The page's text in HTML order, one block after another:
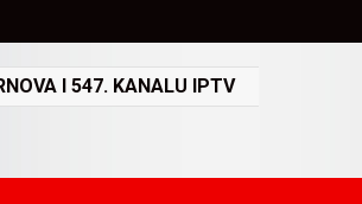
I 547. KANALU IPTV